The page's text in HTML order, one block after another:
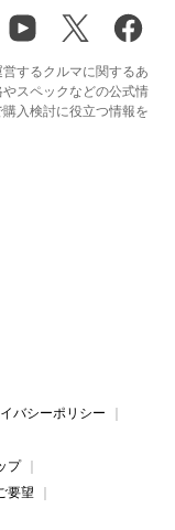
するクルマに関するあ
スペックなどの公式情
入検討に役立つ情報を
バシーポリシー
プ
要望